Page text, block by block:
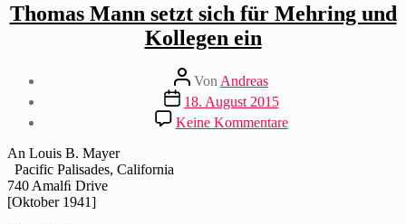
Thomas Mann setzt sich für Mehring und
Kollegen ein
Beitragsautor
VonAndreas
Beitragsdatum
18. August 2015
Keine Kommentarezu
Thomas
An Louis B. Mayer
Pacific Palisades, California
740 Amalﬁ Drive
[Oktober 1941]